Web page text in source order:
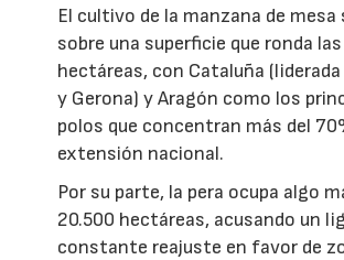
El cultivo de la manzana de mesa
sobre una superficie que ronda
hectáreas, con Cataluña (liderada
y Gerona) y Aragón como los
polos que concentran más del
extensión nacional.
Por su parte, la pera ocupa algo
20.500 hectáreas, acusando un
constante reajuste en favor de